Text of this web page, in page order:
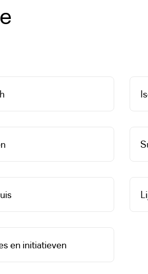
en initiatieven